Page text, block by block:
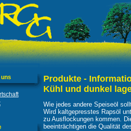
Produkte -
Kühl und dunkel
Wie jedes andere Speiseöl
Wird kaltgepresstes Rapsöl
zu Ausflockungen kommen.
beeinträchtigen die Qualität